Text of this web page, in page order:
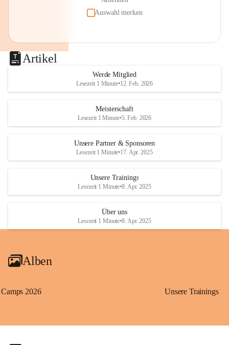
Auswahl merken
Artikel
Werde Mitglied
Lesezeit 1 Minute•12. Feb. 2026
Meisterschaft
Lesezeit 1 Minute•5. Feb. 2026
Unsere Partner & Sponsoren
Lesezeit 1 Minute•17. Apr. 2025
Unsere Trainings
Lesezeit 1 Minute•8. Apr. 2025
Über uns
Lesezeit 1 Minute•8. Apr. 2025
Alben
Camps 2026 Unsere Trainings